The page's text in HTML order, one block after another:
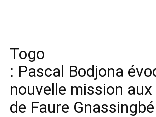
Togo
: Pascal Bodjona
nouvelle mission
de Faure Gnassingbé